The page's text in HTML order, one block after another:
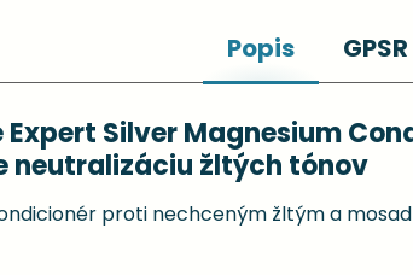
Popis GPSR
Expert Silver Magnesium
neutralizáciu žltých tónov
proti nechceným žltým a